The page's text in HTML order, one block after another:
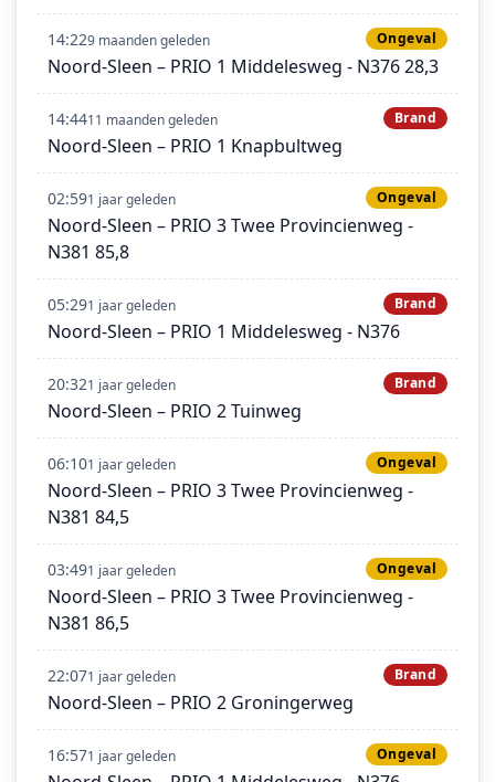
14:229 maanden geleden Ongeval
Noord-Sleen – PRIO 1 Middelesweg - N376 28,3
14:4411 maanden geleden Brand
Noord-Sleen – PRIO 1 Knapbultweg
02:591 jaar geleden Ongeval
Noord-Sleen – PRIO 3 Twee Provincienweg -
N381 85,8
05:291 jaar geleden Brand
Noord-Sleen – PRIO 1 Middelesweg - N376
20:321 jaar geleden Brand
Noord-Sleen – PRIO 2 Tuinweg
06:101 jaar geleden Ongeval
Noord-Sleen – PRIO 3 Twee Provincienweg -
N381 84,5
03:491 jaar geleden Ongeval
Noord-Sleen – PRIO 3 Twee Provincienweg -
N381 86,5
22:071 jaar geleden Brand
Noord-Sleen – PRIO 2 Groningerweg
16:571 jaar geleden Ongeval